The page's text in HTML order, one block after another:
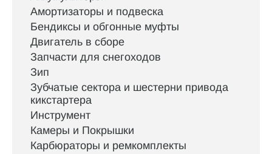
Амортизаторы и подвеска
Бендиксы и обгонные муфты
Двигатель в сборе
Запчасти для снегоходов
Зип
Зубчатые сектора и шестерни привода
кикстартера
Инструмент
Камеры и Покрышки
Карбюраторы и ремкомплекты